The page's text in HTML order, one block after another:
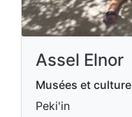
Assel Elnor
Musées et culture
Peki'in